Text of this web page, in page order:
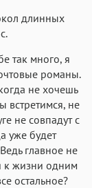
длинных
так много, я
романы.
не хочешь
встретимся, не
не совпадут с
уже будет
главное не
к жизни одним
остальное?